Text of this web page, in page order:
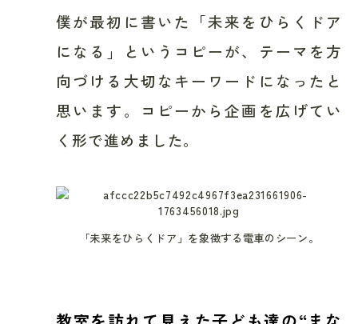
僕が最初に書いた「未来をひらくドア
になる」というコピーが、テーマを方
向づける大切なキーワードになったと
思います。コピーから企画を広げてい
く形で進めました。
「未来をひらくドア」を象徴する電車のシーン。